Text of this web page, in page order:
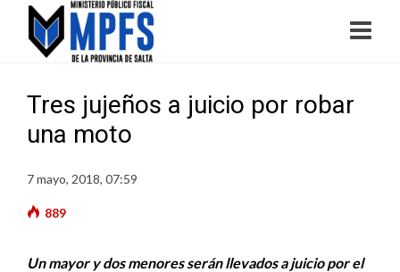
Tres jujeños a juicio por robar
una moto
7 mayo, 2018, 07:59
889
Un mayor y dos menores serán llevados a juicio por el